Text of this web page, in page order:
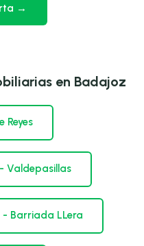
→
en Badajoz
Reyes
Valdepasillas
Barriada LLera